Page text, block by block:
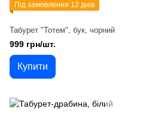
Під замовлення 12 днів
Табурет "Тотем", бук, чорний
999 грн/шт.
Купити